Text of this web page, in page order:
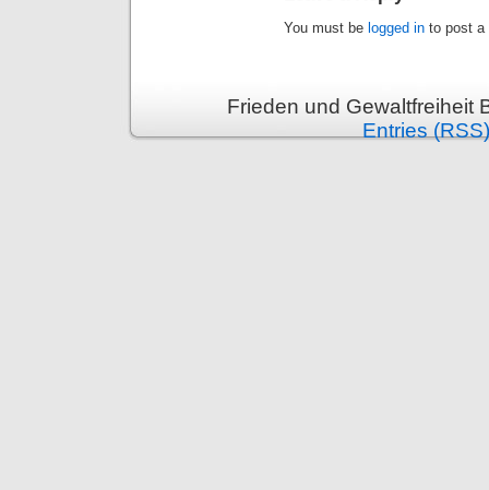
You must be logged in to post a
Frieden und Gewaltfreiheit
Entries (RSS)